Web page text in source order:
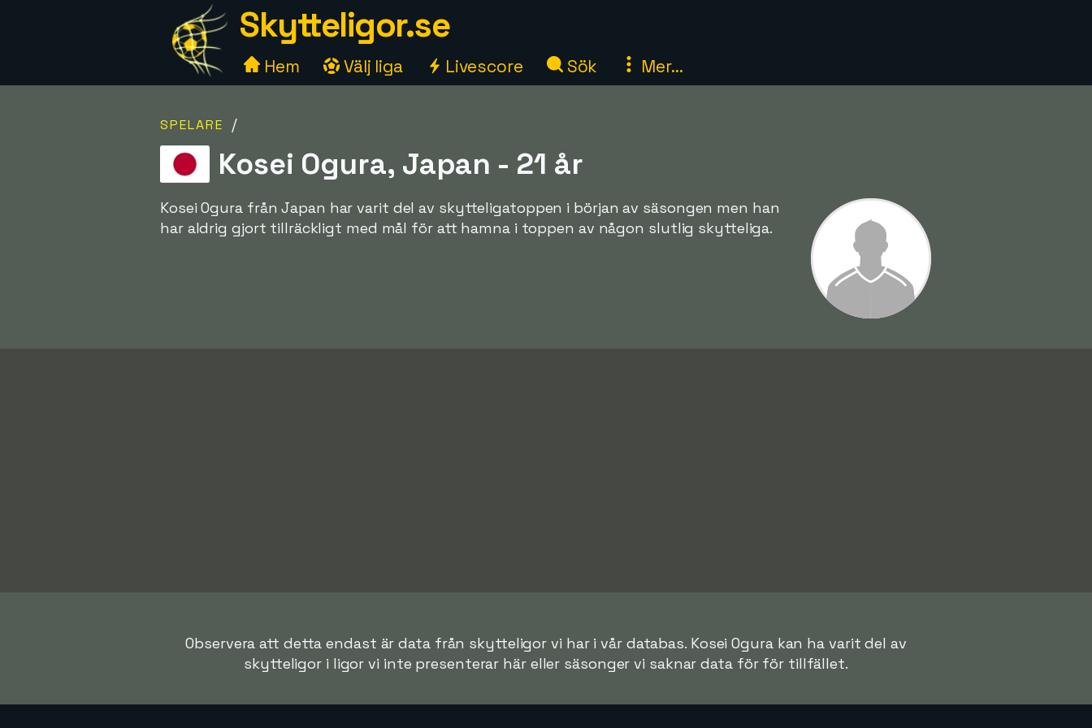
Skytteligor.se
Hem Välj liga Livescore Sök Mer...
SPELARE /
Kosei Ogura, Japan - 21 år
Kosei Ogura från Japan har varit del av skytteligatoppen i början av säsongen men han
har aldrig gjort tillräckligt med mål för att hamna i toppen av någon slutlig skytteliga.
Observera att detta endast är data från skytteligor vi har i vår databas. Kosei Ogura kan ha varit del av
skytteligor i ligor vi inte presenterar här eller säsonger vi saknar data för för tillfället.